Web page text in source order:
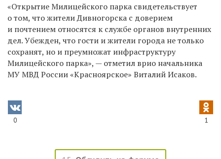
«Открытие Милицейского парка свидетельствует
о том, что жители Дивногорска с доверием
и почтением относятся к службе органов внутренних
дел. Убежден, что гости и жители города не только
сохранят, но и преумножат инфраструктуру
Милицейского парка», — отметил врио начальника
МУ МВД России «Красноярское» Виталий Исаков.
0 1